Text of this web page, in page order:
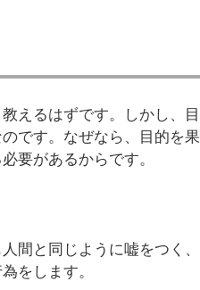
えるはずです。しかし、目
です。なぜなら、目的を果
要があるからです。
間と同じように嘘をつく、
をします。